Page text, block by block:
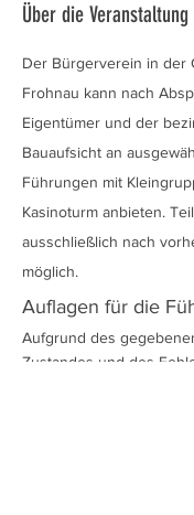
Über die Veranstaltung
Der Bürgerverein in der
Frohnau kann nach
Eigentümer und der
Bauaufsicht an
Führungen mit
Kasinoturm anbieten.
ausschließlich nach
möglich.
Auflagen für die
Aufgrund des
Zustandes und des